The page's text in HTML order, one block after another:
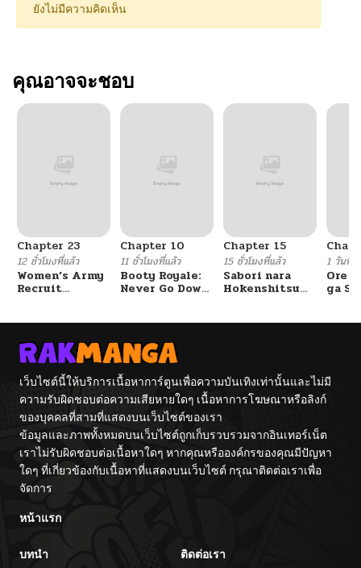
ยังไม่มีความคิดเห็น
คุณอาจจะชอบ
Chapter 23
12 ชั่วโมงที่แล้ว
Women’s Army
Recruit
Chapter 10
11 ชั่วโมงที่แล้ว
Booty Royale:
Never Go Down
Chapter 15
15 ชั่วโมงที่แล้ว
Sabori nara
Hokenshitsu
1 วันที่แ
Ore
ga
Tag
เว็บไซต์นี้ให้บริการเนื้อหาการ์ตูนเพื่อความบันเทิงเท่านั้นและไม่มี
ความรับผิดชอบต่อความเสียหายใดๆ เนื้อหาการโฆษณาหรือลิงก์
ของบุคคลที่สามที่แสดงบนเว็บไซต์ของเรา
ข้อมูลและภาพทั้งหมดบนเว็บไซต์ถูกเก็บรวบรวมจากอินเทอร์เน็ต
เราไม่รับผิดชอบต่อเนื้อหาใดๆ หากคุณหรือองค์กรของคุณมีปัญหา
ใดๆ ที่เกี่ยวข้องกับเนื้อหาที่แสดงบนเว็บไซต์ กรุณาติดต่อเราเพื่อ
จัดการ
หน้าแรก
บทนำ ติดต่อเรา